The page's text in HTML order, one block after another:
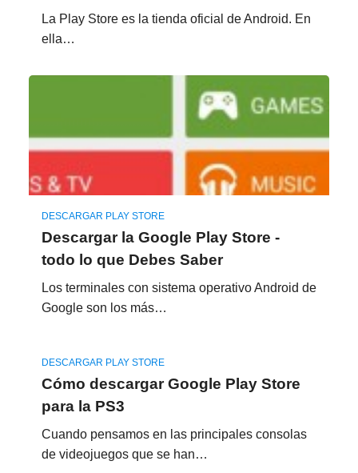
La Play Store es la tienda oficial de Android. En
ella…
DESCARGAR PLAY STORE
Descargar la Google Play Store -
todo lo que Debes Saber
Los terminales con sistema operativo Android de
Google son los más…
DESCARGAR PLAY STORE
Cómo descargar Google Play Store
para la PS3
Cuando pensamos en las principales consolas
de videojuegos que se han…